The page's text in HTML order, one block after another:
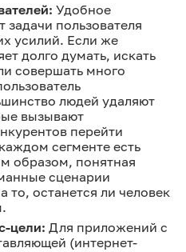
Удобное
пользователя
усилий. Если же
долго думать, искать
совершать много
людей удаляют
вызывают
перейти
сегменте есть
образом, понятная
сценарии
то, останется ли человек
цели: Для приложений с
(интернет-